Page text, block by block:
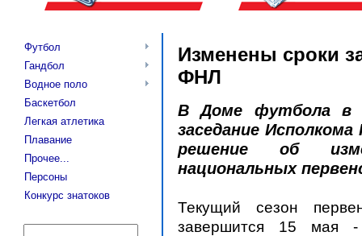
Футбол
Гандбол
Водное поло
Баскетбол
Легкая атлетика
Плавание
Прочее...
Персоны
Конкурс знатоков
Изменены сроки
ФНЛ
В Доме футбола в
заседание
решение об
национальных
Текущий сезон
завершится 15